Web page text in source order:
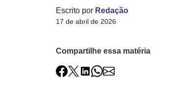
Escrito por Redação
17 de abril de 2026
Compartilhe essa matéria